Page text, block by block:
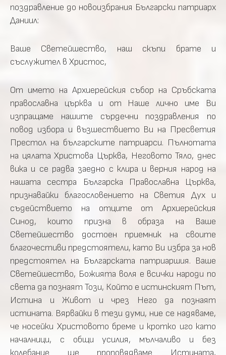
поздравление до новоизбрания Български патриарх
Даниил:
Ваше Светейшество, наш скъпи брате и
съслужител в Христос,
От името на Архиерейския събор на Сръбската
православна църква и от Наше лично име Ви
изпращаме нашите сърдечни поздравления по
повод избора и възшествието Ви на Пресветия
Престол на българските патриарси. Пълнотата
на цялата Христова Църква, Неговото Тяло, днес
вика и се радва заедно с клира и верния народ на
нашата сестра Българска Православна Църква,
признавайки благословението на Светия Дух и
съдействието на отците от Архиерейския
Синод, които призна в образа на Ваше
Светейшество достоен приемник на своите
благочестиви предстоятели, като Ви избра за нов
предстоятел на Българската патриаршия. Ваше
Светейшество, Божията воля е всички народи по
света да познаят Този, Който е истинският Път,
Истина и Живот и чрез Него да познаят
истината. Вярвайки в тези думи, ние се надяваме,
че носейки Христовото бреме и кротко иго като
началници, с общи усилия, мълчаливо и без
колебание ще проповядваме Истината,